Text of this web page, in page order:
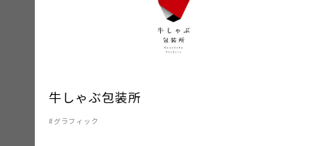
牛しゃぶ包装所
グラフィック